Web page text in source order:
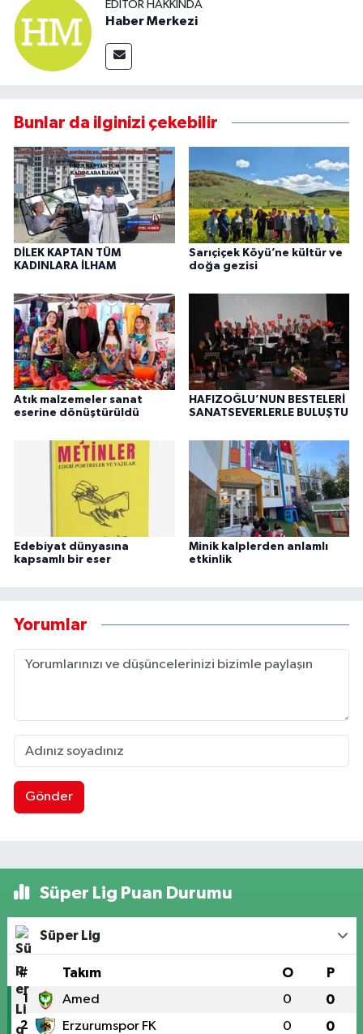
EDITÖR HAKKINDA
Haber Merkezi
Bunlar da ilginizi çekebilir
DİLEK KAPTAN TÜM
KADINLARA İLHAM
Sarıçiçek Köyü’ne kültür ve
doğa gezisi
Atık malzemeler sanat
eserine dönüştürüldü
HAFIZOĞLU’NUN BESTELERİ
SANATSEVERLERLE BULUŞTU
Edebiyat dünyasına
kapsamlı bir eser
Minik kalplerden anlamlı
etkinlik
Yorumlar
Gönder
Süper Lig Puan Durumu
Süper Lig
# Takım O P
1 Amed 0 0
2 Erzurumspor FK 0 0